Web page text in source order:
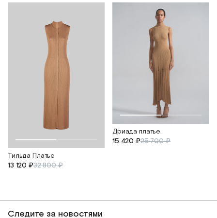
Тильда Платье
13 120 ₽32 800 ₽
Дриада платье
15 420 ₽25 700 ₽
Следите за новостями